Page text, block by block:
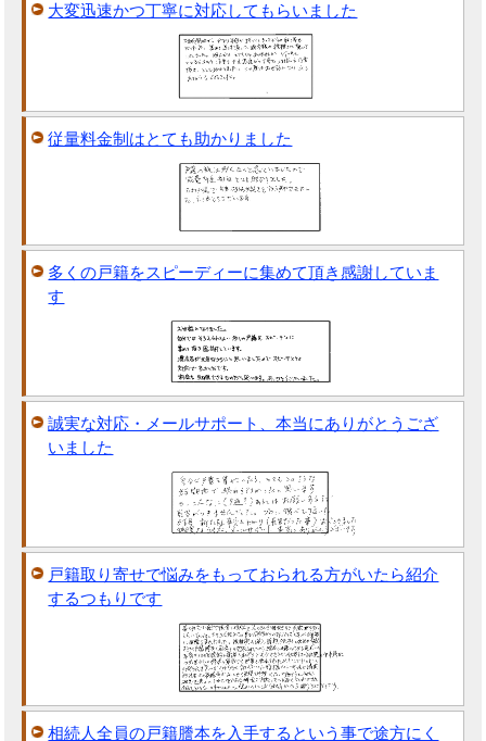
大変迅速かつ丁寧に対応してもらいました
従量料金制はとても助かりました
多くの戸籍をスピーディーに集めて頂き感謝していま
す
誠実な対応・メールサポート、本当にありがとうござ
いました
戸籍取り寄せで悩みをもっておられる方がいたら紹介
するつもりです
相続人全員の戸籍謄本を入手するという事で途方にく